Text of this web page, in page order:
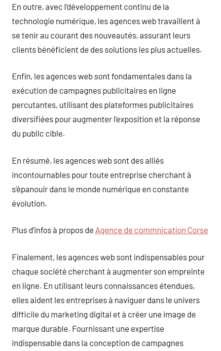
En outre, avec l’développement continu de la
technologie numérique, les agences web travaillent à
se tenir au courant des nouveautés, assurant leurs
clients bénéficient de des solutions les plus actuelles.
Enfin, les agences web sont fondamentales dans la
exécution de campagnes publicitaires en ligne
percutantes, utilisant des plateformes publicitaires
diversifiées pour augmenter l’exposition et la réponse
du public cible.
En résumé, les agences web sont des alliés
incontournables pour toute entreprise cherchant à
s’épanouir dans le monde numérique en constante
évolution.
Plus d’infos à propos de Agence de commnication Corse
Finalement, les agences web sont indispensables pour
chaque société cherchant à augmenter son empreinte
en ligne. En utilisant leurs connaissances étendues,
elles aident les entreprises à naviguer dans le univers
difficile du marketing digital et à créer une image de
marque durable. Fournissant une expertise
indispensable dans la conception de campagnes